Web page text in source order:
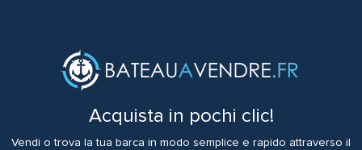
Acquista in pochi clic!
Vendi o trova la tua barca in modo semplice e rapido attraverso il